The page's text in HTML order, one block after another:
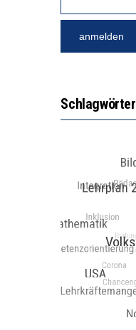
Schlagwörter